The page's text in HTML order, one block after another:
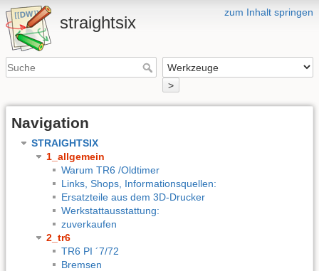
zum Inhalt springen
straightsix
>
Navigation
STRAIGHTSIX
1_allgemein
Warum TR6 /Oldtimer
Links, Shops, Informationsquellen:
Ersatzteile aus dem 3D-Drucker
Werkstattausstattung:
zuverkaufen
2_tr6
TR6 PI ´7/72
Bremsen